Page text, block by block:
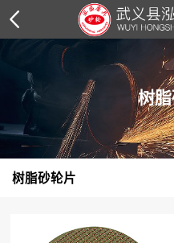
树
树脂砂轮片
树脂砂轮片
角磨片系列
切割片系列
钢丝轮系列
花叶轮系列